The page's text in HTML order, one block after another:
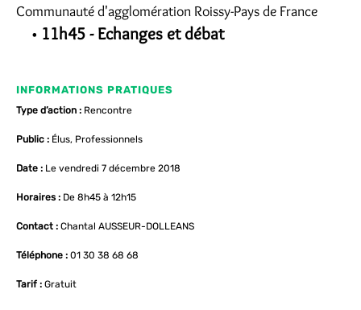
Communauté d'agglomération Roissy-Pays de France
11h45 - Echanges et débat
INFORMATIONS PRATIQUES
Type d’action : Rencontre
Public : Élus, Professionnels
Date : Le vendredi 7 décembre 2018
Horaires : De 8h45 à 12h15
Contact : Chantal AUSSEUR-DOLLEANS
Téléphone : 01 30 38 68 68
Tarif : Gratuit